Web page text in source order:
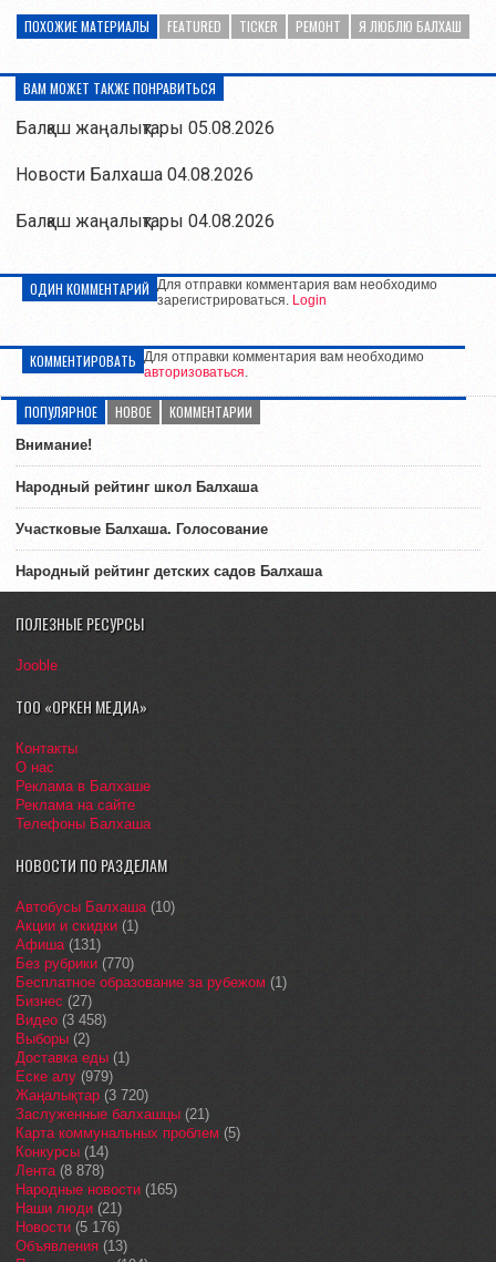
ПОХОЖИЕ МАТЕРИАЛЫ FEATURED TICKER РЕМОНТ Я ЛЮБЛЮ БАЛХАШ
ВАМ МОЖЕТ ТАКЖЕ ПОНРАВИТЬСЯ
Балқаш жаңалықтары 05.08.2026
Новости Балхаша 04.08.2026
Балқаш жаңалықтары 04.08.2026
ОДИН КОММЕНТАРИЙ Для отправки комментария вам необходимо
зарегистрироваться. Login
КОММЕНТИРОВАТЬ Для отправки комментария вам необходимо
авторизоваться.
ПОПУЛЯРНОЕ НОВОЕ КОММЕНТАРИИ
Внимание!
Народный рейтинг школ Балхаша
Участковые Балхаша. Голосование
Народный рейтинг детских садов Балхаша
ПОЛЕЗНЫЕ РЕСУРСЫ
Jooble
ТОО «ОРКЕН МЕДИА»
Контакты
О нас
Реклама в Балхаше
Реклама на сайте
Телефоны Балхаша
НОВОСТИ ПО РАЗДЕЛАМ
Автобусы Балхаша(10)
Акции и скидки (1)
Афиша(131)
Без рубрики (770)
Бесплатное образование за рубежом (1)
Бизнес (27)
Видео (3 458)
Выборы (2)
Доставка еды (1)
Еске алу (979)
Жаңалықтар (3 720)
Заслуженные балхашцы (21)
Карта коммунальных проблем (5)
Конкурсы (14)
Лента(8 878)
Народные новости (165)
Наши люди (21)
Новости (5 176)
Объявления (13)